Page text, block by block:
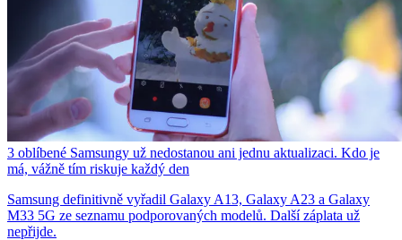
3 oblíbené Samsungy už nedostanou ani jednu aktualizaci. Kdo je
má, vážně tím riskuje každý den
Samsung definitivně vyřadil Galaxy A13, Galaxy A23 a Galaxy
M33 5G ze seznamu podporovaných modelů. Další záplata už
nepřijde.